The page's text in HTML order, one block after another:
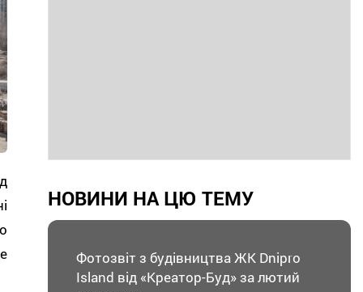
НОВИНИ НА ЦЮ ТЕМУ
Фотозвіт з будівництва ЖК Dnipro
Island від «Креатор-Буд» за лютий